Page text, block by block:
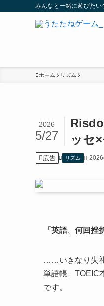
みんなと一緒に遊びたい
ホーム リズム
ッセ×
2026
5/27
広告 リズム 2026
「英語、何回挫
……いきなり失礼
単語帳、TOEIC
です。